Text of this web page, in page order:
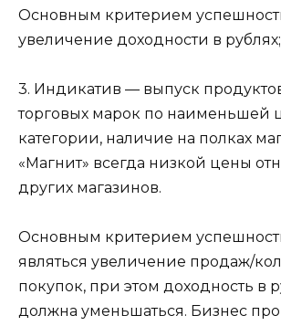
Основным критерием
увеличение доходности в рублях;
3. Индикатив — выпуск
торговых марок по наименьшей
категории, наличие на полках
«Магнит» всегда низкой цены
других магазинов.
Основным критерием
являться увеличение продаж/
покупок, при этом доходность в
должна уменьшаться. Бизнес